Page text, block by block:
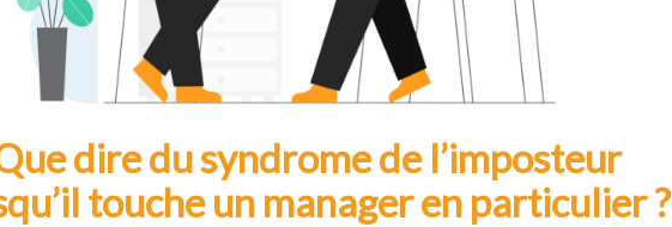
dire du syndrome de l’imposteur
touche un manager en particulier ?